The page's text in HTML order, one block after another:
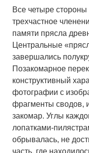
Все четыре
трехчастное
памяти прясла
Центральные
завершались
Позакомарное
конструктивный
фотографии с
фрагменты сводов,
закомар. Углы
лопатками-
обрывалась, не